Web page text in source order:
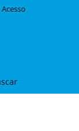
Acesso